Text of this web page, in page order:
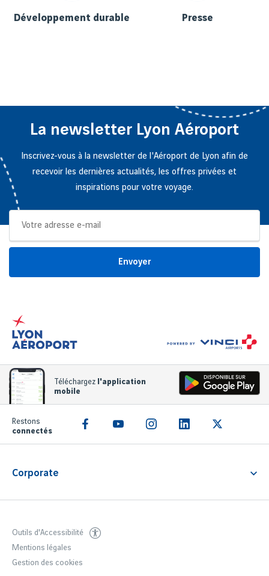
Développement durable Presse
La newsletter Lyon Aéroport
Inscrivez-vous à la newsletter de l'Aéroport de Lyon afin de
recevoir les dernières actualités, les offres privées et
inspirations pour votre voyage.
Envoyer
Téléchargez l'application
mobile
Restons
connectés
Corporate
Outils d'Accessibilité
Mentions légales
Gestion des cookies